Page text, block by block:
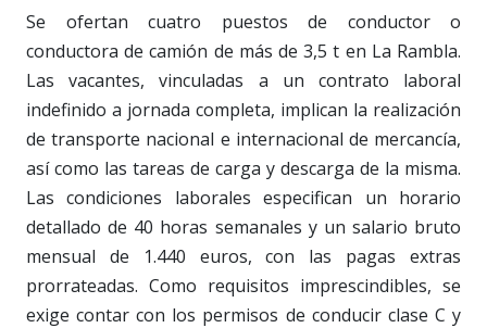
Se ofertan cuatro puestos de conductor o
conductora de camión de más de 3,5 t en La Rambla.
Las vacantes, vinculadas a un contrato laboral
indefinido a jornada completa, implican la realización
de transporte nacional e internacional de mercancía,
así como las tareas de carga y descarga de la misma.
Las condiciones laborales especifican un horario
detallado de 40 horas semanales y un salario bruto
mensual de 1.440 euros, con las pagas extras
prorrateadas. Como requisitos imprescindibles, se
exige contar con los permisos de conducir clase C y